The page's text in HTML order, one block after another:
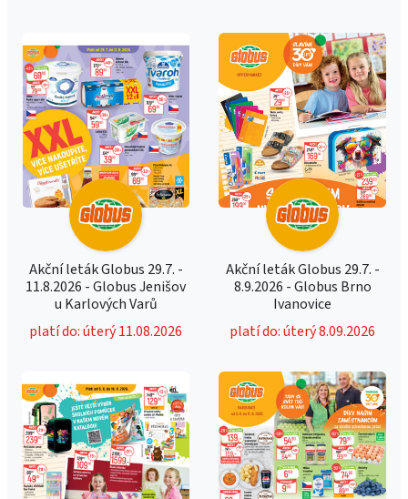
Akční leták Globus 29.7. -
11.8.2026 - Globus Jenišov
u Karlových Varů
platí do: úterý 11.08.2026
Akční leták Globus 29.7. -
8.9.2026 - Globus Brno
Ivanovice
platí do: úterý 8.09.2026